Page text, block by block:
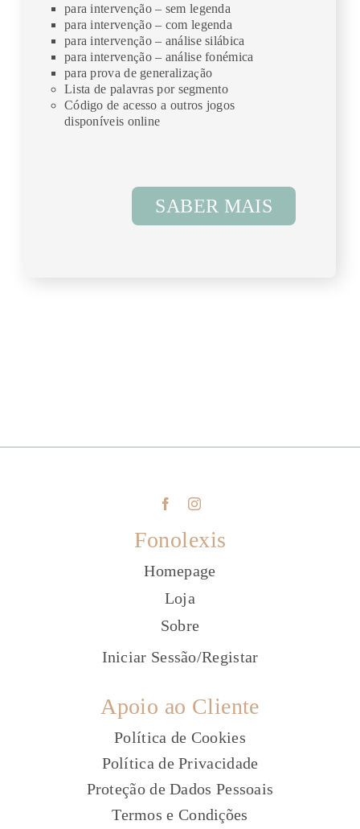
para intervenção – sem legenda
para intervenção – com legenda
para intervenção – análise silábica
para intervenção – análise fonémica
para prova de generalização
Lista de palavras por segmento
Código de acesso a outros jogos
disponíveis online
SABER MAIS
Fonolexis
Homepage
Loja
Sobre
Iniciar Sessão/Registar
Apoio ao Cliente
Política de Cookies
Política de Privacidade
Proteção de Dados Pessoais
Termos e Condições